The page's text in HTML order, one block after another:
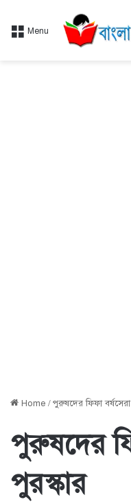
Menu
Home /পুরুষদের ফিফা
পুরুষদের
পুরস্কার